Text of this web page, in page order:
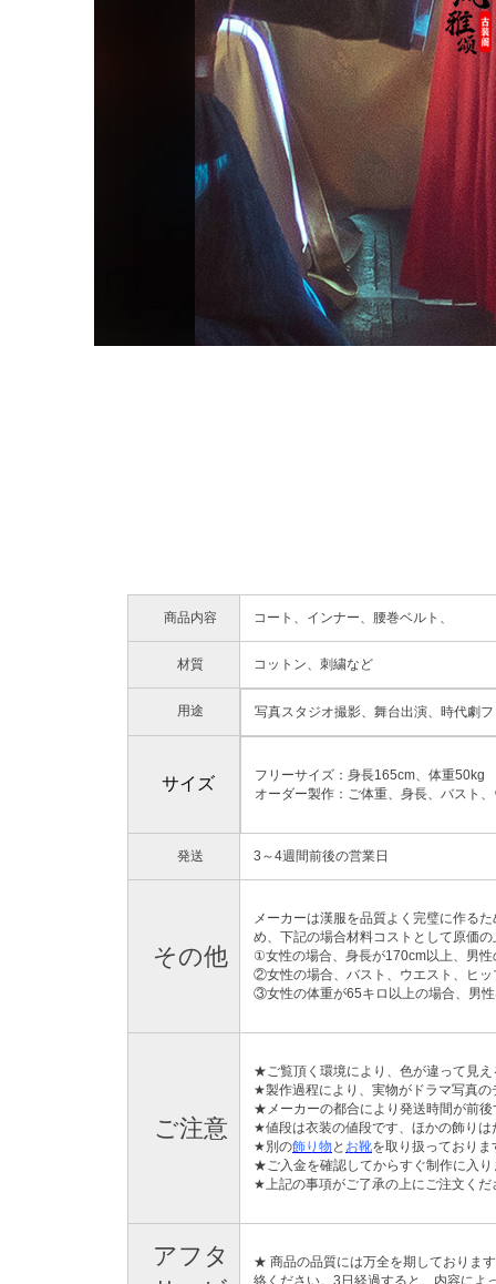
商品内容 コート、インナー、腰巻ベルト、
材質 コットン、刺繍など
用途 写真スタジオ撮影、舞台出演、時代劇
サイズ
フリーサイズ：身長165cm、体重50kg
オーダー製作：ご体重、身長、バスト
発送 3～4週間前後の営業日
その他
メーカーは漢服を品質よく完璧に作る
め、下記の場合材料コストとして原価
①女性の場合、身長が170cm以上、男
②女性の場合、バスト、ウエスト、ヒ
③女性の体重が65キロ以上の場合、男
ご注意
★ご覧頂く環境により、色が違って見
★製作過程により、実物がドラマ写真
★メーカーの都合により発送時間が前
★値段は衣装の値段です、ほかの飾り
★別の飾り物 と お靴を取り扱っておりま
★ご入金を確認してからすぐ制作に入
★上記の事項がご了承の上にご注文くだ
アフタ
★ 商品の品質には万全を期しておりま
絡ください。3日経過すると、内容によ